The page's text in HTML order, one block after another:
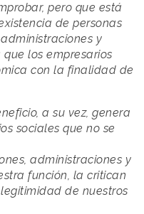
pero que está
de personas
y
los empresarios
con la finalidad de
a su vez, genera
sociales que no se
administraciones y
función, la critican
de nuestros